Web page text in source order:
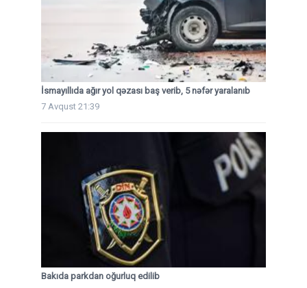
İsmayıllıda ağır yol qəzası baş verib, 5 nəfər yaralanıb
7 Avqust 21:39
Bakıda parkdan oğurluq edilib